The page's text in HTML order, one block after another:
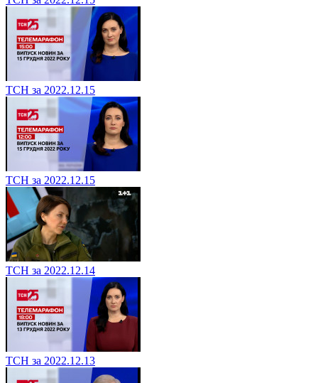
ТСН за 2022.12.15
ТСН за 2022.12.15
ТСН за 2022.12.14
ТСН за 2022.12.13